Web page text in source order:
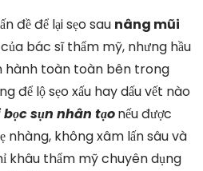
đề để lại sẹo sau nâng mũi
bác sĩ thẩm mỹ, nhưng hầu
hành toàn toàn bên trong
để lộ sẹo xấu hay dấu vết nào
sụn nhân tạonếu được
nhàng, không xâm lấn sâu và
khâu thẩm mỹ chuyên dụng